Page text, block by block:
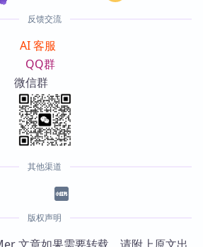
反馈交流
AI 客服
QQ群
微信群
其他渠道
版权声明